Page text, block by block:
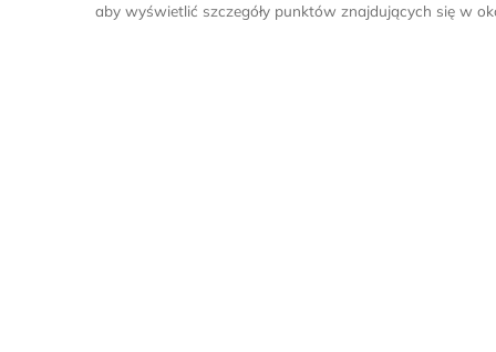
aby wyświetlić szczegóły punktów znajdujących się w